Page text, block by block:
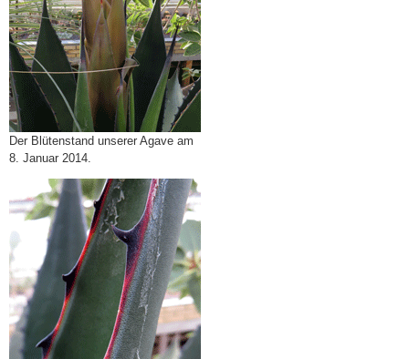
Der Blütenstand unserer Agave am
8. Januar 2014.